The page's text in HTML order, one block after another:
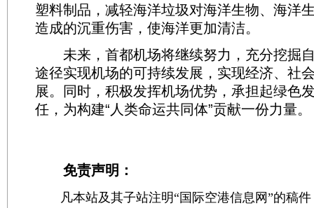
塑料制品，减轻海洋垃圾对海洋生物、海洋
造成的沉重伤害，使海洋更加清洁。
未来，首都机场将继续努力，充分挖掘
途径实现机场的可持续发展，实现经济、社
展。同时，积极发挥机场优势，承担起绿色
任，为构建“人类命运共同体”贡献一份力量。
免责声明：
凡本站及其子站注明“国际空港信息网”的稿件